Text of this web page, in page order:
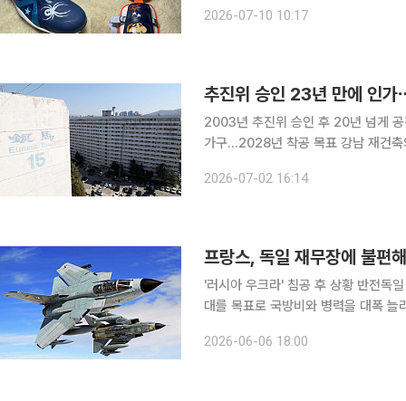
를 공개했다. 공개된 장비 가
2026-07-10 10:17
추진위 승인 23년 만에 인
2003년 추진위 승인 후 20년 넘게
가구…2028년 착공 목표 강남 재건축의 '상징'이자 대한민국 부동산 시장의 최대어인 대치동 은마
합이 신청한 은마아파트 재건축정비
2026-07-02 16:14
프랑스, 독일 재무장에 불편
'러시아 우크라' 침공 후 상황 반전독일 약진⋯방산업
대를 목표로 국방비와 병력을 대폭
연간 1500억 유로(약 269조원)로 늘
2026-06-06 18:00